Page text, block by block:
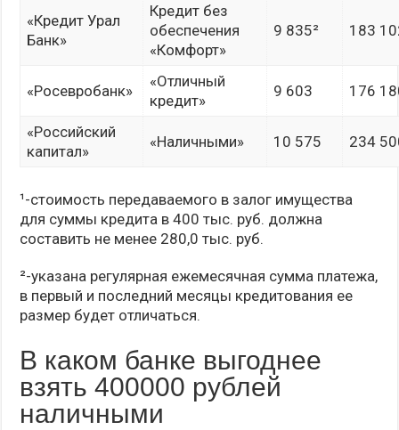
«Кредит Урал
Банк»
Кредит без
обеспечения
«Комфорт»
9 835² 183
«Росевробанк»
«Отличный
кредит»
9 603 176
«Российский
капитал»
«Наличными» 10 575 234
¹-стоимость передаваемого в залог имущества
для суммы кредита в 400 тыс. руб. должна
составить не менее 280,0 тыс. руб.
²-указана регулярная ежемесячная сумма платежа,
в первый и последний месяцы кредитования ее
размер будет отличаться.
В каком банке выгоднее
взять 400000 рублей
наличными